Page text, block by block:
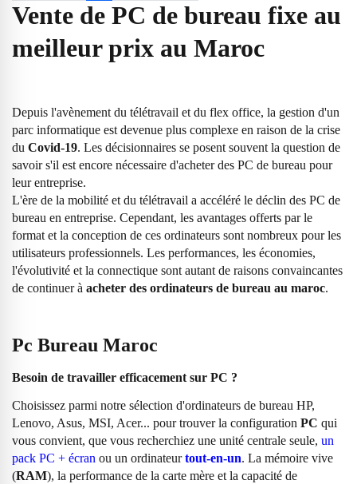
Vente de PC de bureau fixe au
meilleur prix au Maroc
Depuis l'avènement du télétravail et du flex office, la gestion d'un
parc informatique est devenue plus complexe en raison de la crise
du Covid-19. Les décisionnaires se posent souvent la question de
savoir s'il est encore nécessaire d'acheter des PC de bureau pour
leur entreprise.
L'ère de la mobilité et du télétravail a accéléré le déclin des PC de
bureau en entreprise. Cependant, les avantages offerts par le
format et la conception de ces ordinateurs sont nombreux pour les
utilisateurs professionnels. Les performances, les économies,
l'évolutivité et la connectique sont autant de raisons convaincantes
de continuer à acheter des ordinateurs de bureau au maroc.
Pc Bureau Maroc
Besoin de travailler efficacement sur PC ?
Choisissez parmi notre sélection d'ordinateurs de bureau HP,
Lenovo, Asus, MSI, Acer... pour trouver la configuration PC qui
vous convient, que vous recherchiez une unité centrale seule, un
pack PC + écran ou un ordinateurtout-en-un. La mémoire vive
(RAM), la performance de la carte mère et la capacité de